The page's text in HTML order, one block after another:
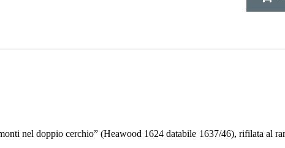
nel doppio cerchio” (Heawood 1624 databile 1637/46), rifilata al